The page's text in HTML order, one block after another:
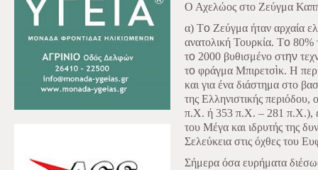
Ο Αχελώος στο Ζεύγμα
α) Tο Ζεύγμα ήταν αρχαία
ανατολική Τουρκία. Το 80%
το 2000 βυθισμένο στην
το φράγμα Μπιρετσὶκ. Η
και για ένα διάστημα στο
της Ελληνιστικής
π.Χ. ή 353 π.Χ. – 281 π.Χ.),
του Μέγα και ιδρυτής της
Σελεύκεια στις όχθες του
Σήμερα όσα ευρήματα